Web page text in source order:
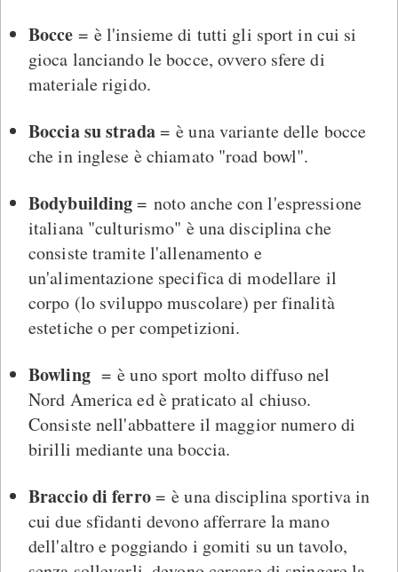
Bocce = è l'insieme di tutti gli sport in cui si
gioca lanciando le bocce, ovvero sfere di
materiale rigido.
Boccia su strada= è una variante delle bocce
che in inglese è chiamato "road bowl".
Bodybuilding= noto anche con l'espressione
italiana "culturismo" è una disciplina che
consiste tramite l'allenamento e
un'alimentazione specifica di modellare il
corpo (lo sviluppo muscolare) per finalità
estetiche o per competizioni.
Bowling= è uno sport molto diffuso nel
Nord America ed è praticato al chiuso.
Consiste nell'abbattere il maggior numero di
birilli mediante una boccia.
Braccio di ferro= è una disciplina sportiva in
cui due sfidanti devono afferrare la mano
dell'altro e poggiando i gomiti su un tavolo,